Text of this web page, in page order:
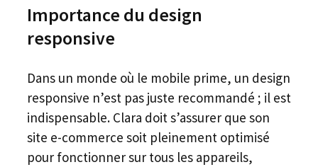
Importance du design
responsive
Dans un monde où le mobile prime, un design
responsive n’est pas juste recommandé ; il est
indispensable. Clara doit s’assurer que son
site e-commerce soit pleinement optimisé
pour fonctionner sur tous les appareils,